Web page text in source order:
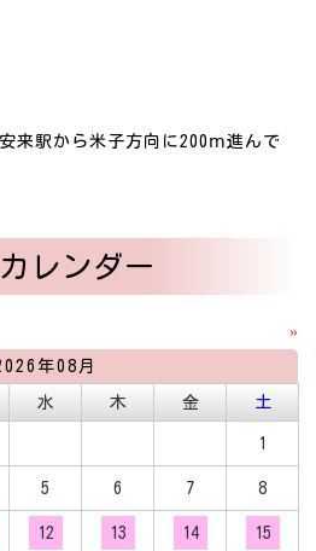
来駅から米子方向に200ⅿ進んで
レンダー
»
年08月
水 木 金 土
1
5 6 7 8
12 13 14 15